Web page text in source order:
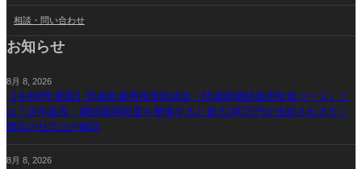
相談・問い合わせ
お知らせ
8月 8, 2026
【令和8年度版】65歳超雇用推進助成金（65歳超継続雇用促進コース）と
は？定年延長・継続雇用制度を整備すると最大240万円が支給されます｜
西宮の社労士が解説
8月 8, 2026